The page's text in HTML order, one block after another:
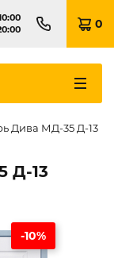
0
Дива МД-35 Д-13
Д-13
-10%